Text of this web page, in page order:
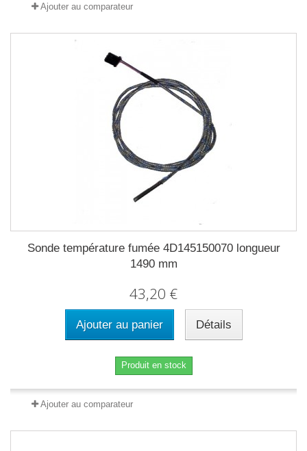
Ajouter au comparateur
Sonde température fumée 4D145150070 longueur
1490 mm
43,20 €
Ajouter au panier Détails
Produit en stock
Ajouter au comparateur